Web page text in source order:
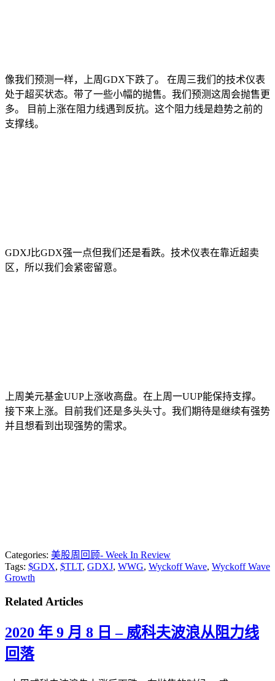
像我们预测一样，上周GDX下跌了。 在周三我们的技术仪表
处于超买状态。带了一些小幅的抛售。我们预测这周会抛售更
多。 目前上涨在阻力线遇到反抗。这个阻力线是趋势之前的
支撑线。
GDXJ比GDX强一点但我们还是看跌。技术仪表在靠近超卖
区，所以我们会紧密留意。
上周美元基金UUP上涨收高盘。在上周一UUP能保持支撑。
接下来上涨。目前我们还是多头头寸。我们期待是继续有强势
并且想看到出现强势的需求。
Categories: 美股周回顾- Week In Review
Tags: $GDX, $TLT, GDXJ, WWG, Wyckoff Wave, Wyckoff Wave
Growth
Related Articles
2020 年 9 月 8 日 – 威科夫波浪从阻力线
回落